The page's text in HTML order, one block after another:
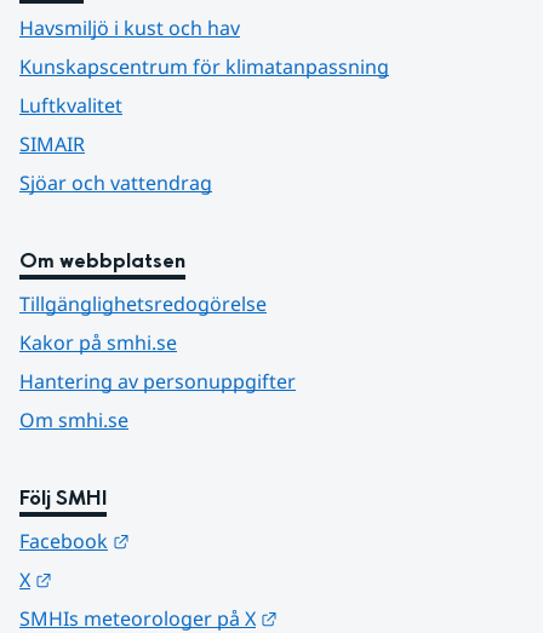
Havsmiljö i kust och hav
Kunskapscentrum för klimatanpassning
Luftkvalitet
SIMAIR
Sjöar och vattendrag
Om webbplatsen
Tillgänglighetsredogörelse
Kakor på smhi.se
Hantering av personuppgifter
Om smhi.se
Följ SMHI
Facebook
X
SMHIs meteorologer på X